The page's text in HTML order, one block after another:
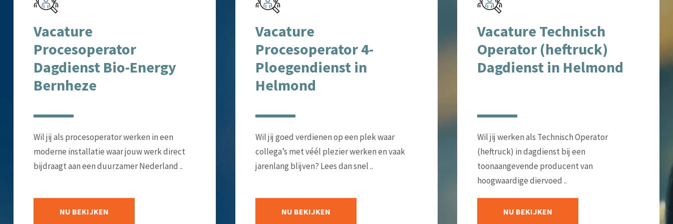
Vacature
Procesoperator
Dagdienst Bio-Energy
Bernheze
Wil jij als procesoperator werken in een
moderne installatie waar jouw werk direct
bijdraagt aan een duurzamer Nederland ..
NU BEKIJKEN
Vacature
Procesoperator 4-
Ploegendienst in
Helmond
Wil jij goed verdienen op een plek waar
collega’s met véél plezier werken en vaak
jarenlang blijven? Lees dan snel ..
NU BEKIJKEN
Vacature Technisch
Operator (heftruck)
Dagdienst in Helmond
Wil jij werken als Technisch Operator
(heftruck) in dagdienst bij een
toonaangevende producent van
hoogwaardige diervoed ..
NU BEKIJKEN